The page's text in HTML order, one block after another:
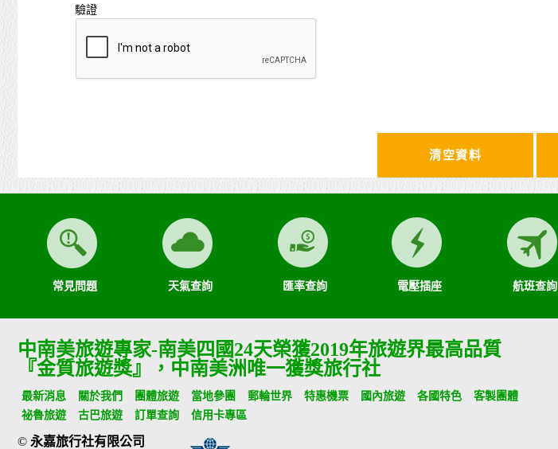
驗證
清空資料
常見問題 天氣查詢 匯率查詢 電壓插座 航班查詢
中南美旅遊專家-南美四國24天榮獲2019年旅遊界最高品質
『金質旅遊獎』，中南美洲唯一獲獎旅行社
最新消息 關於我們 團體旅遊 當地參團 郵輪世界 特惠機票 國內旅遊 各國特色
客製團體
祕魯旅遊
古巴旅遊 訂單查詢 信用卡專區
© 永嘉旅行社有限公司